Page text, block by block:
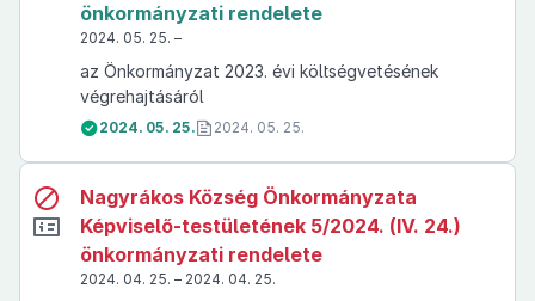
önkormányzati rendelete
2024. 05. 25. –
az Önkormányzat 2023. évi költségvetésének
végrehajtásáról
2024. 05. 25. 2024. 05. 25.
Nagyrákos Község Önkormányzata
Képviselő-testületének 5/2024. (IV. 24.)
önkormányzati rendelete
2024. 04. 25. – 2024. 04. 25.